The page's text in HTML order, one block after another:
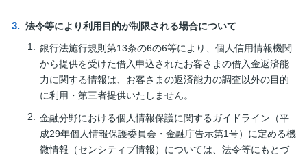
法令等により利用目的が制限される場合について
銀行法施行規則第13条の6の6等により、個人信用情報機関
から提供を受けた借入申込されたお客さまの借入金返済能
力に関する情報は、お客さまの返済能力の調査以外の目的
に利用・第三者提供いたしません。
金融分野における個人情報保護に関するガイドライン（平
成29年個人情報保護委員会・金融庁告示第1号）に定める機
微情報（センシティブ情報）については、法令等にもとづ